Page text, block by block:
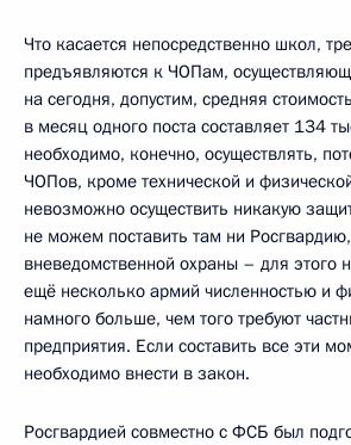
Что касается непосредственно школ,
предъявляются к ЧОПам,
на сегодня, допустим, средняя
в месяц одного поста составляет 134
необходимо, конечно, осуществлять,
ЧОПов, кроме технической и
невозможно осуществить никакую
не можем поставить там ни
вневедомственной охраны – для этого
ещё несколько армий численностью и
намного больше, чем того требуют
предприятия. Если составить все эти
необходимо внести в закон.
Росгвардией совместно с ФСБ был